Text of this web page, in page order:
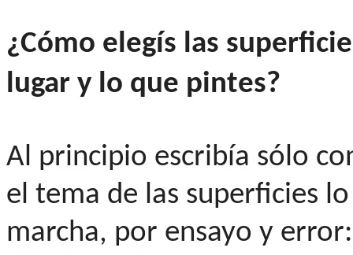
¿Cómo elegís las
lugar y lo que pintes?
Al principio escribía sólo
el tema de las superficies
marcha, por ensayo y